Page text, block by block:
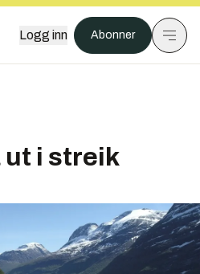
Logg inn Abonner
ut i streik